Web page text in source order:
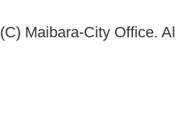
Maibara-City Office.